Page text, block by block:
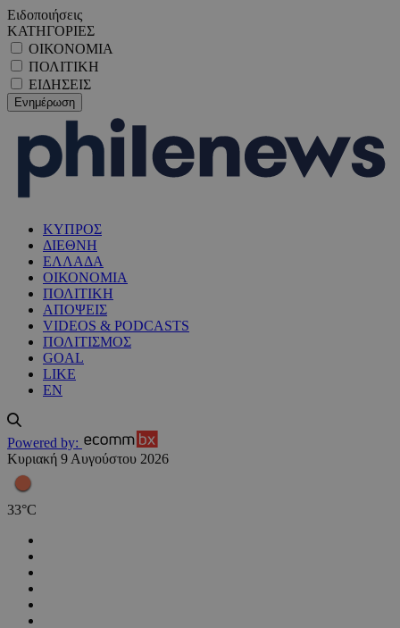
Ειδοποιήσεις
ΚΑΤΗΓΟΡΙΕΣ
ΟΙΚΟΝΟΜΙΑ
ΠΟΛΙΤΙΚΗ
ΕΙΔΗΣΕΙΣ
ΚΥΠΡΟΣ
ΔΙΕΘΝΗ
ΕΛΛΑΔΑ
ΟΙΚΟΝΟΜΙΑ
ΠΟΛΙΤΙΚΗ
ΑΠΟΨΕΙΣ
VIDEOS & PODCASTS
ΠΟΛΙΤΙΣΜΟΣ
GOAL
LIKE
EN
Powered by:
Κυριακή 9 Αυγούστου 2026
33°C